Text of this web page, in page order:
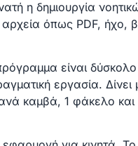
η δημιουργία
όπως PDF, ήχο,
είναι δύσκολο
εργασία. Δίνει
καμβά, 1 φάκελο και